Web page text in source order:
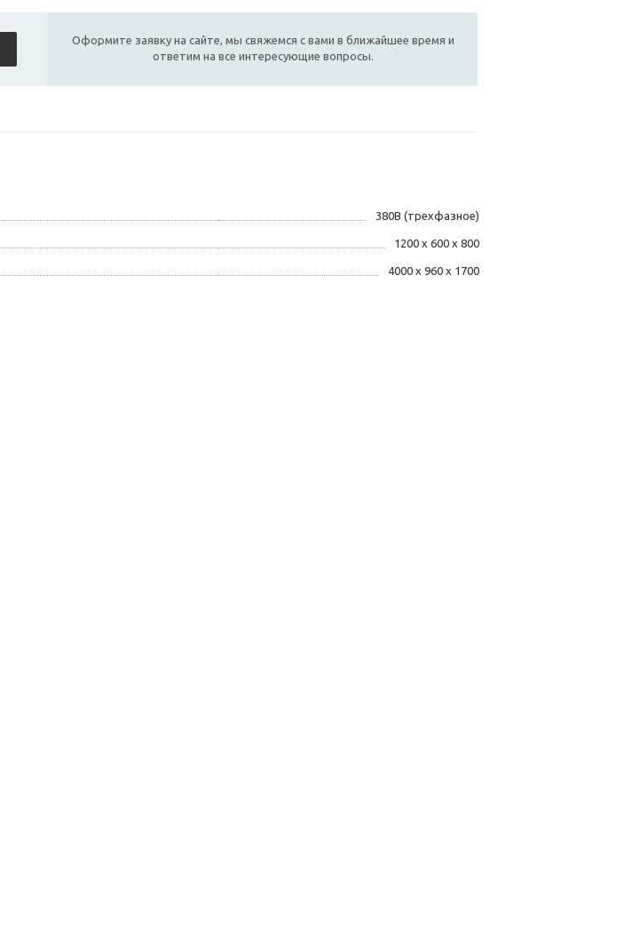
Оформите заявку на сайте, мы свяжемся с вами в ближайшее время и
ответим на все интересующие вопросы.
380В (трехфазное)
1200 х 600 х 800
4000 х 960 х 1700